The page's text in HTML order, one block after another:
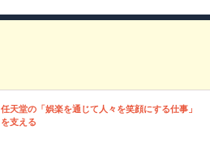
任天堂の「娯楽を通じて人々を笑顔にする仕事」
を支える